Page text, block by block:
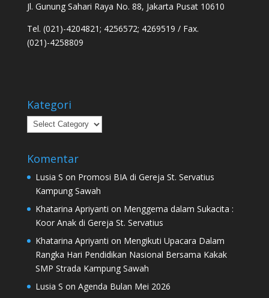
Jl. Gunung Sahari Raya No. 88, Jakarta Pusat 10610
Tel. (021)-4204821; 4256572; 4269519 / Fax.
(021)-4258809
Kategori
Kategori
Komentar
Lusia S on Promosi BIA di Gereja St. Servatius
Kampung Sawah
Khatarina Apriyanti on Menggema dalam Sukacita :
Koor Anak di Gereja St. Servatius
Khatarina Apriyanti on Mengikuti Upacara Dalam
Rangka Hari Pendidikan Nasional Bersama Kakak
SMP Strada Kampung Sawah
Lusia S on Agenda Bulan Mei 2026